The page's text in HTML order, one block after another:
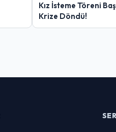
Kız İsteme Töreni
Krize Döndü!